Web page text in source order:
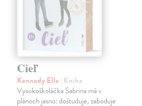
Cieľ
Kennedy Elle | Kniha
Vysokoškoláčka Sabrina má v
plánoch jasno: doštuduje, zaboduje